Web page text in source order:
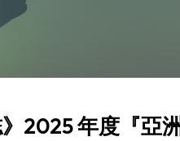
2025 年度『亞